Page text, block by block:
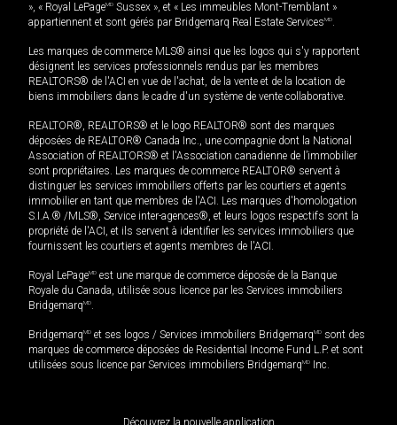
», « Royal LePageMD Sussex », et « Les immeubles Mont-Tremblant »
appartiennent et sont gérés par Bridgemarq Real Estate ServicesMD.
Les marques de commerce MLS® ainsi que les logos qui s'y rapportent
désignent les services professionnels rendus par les membres
REALTORS® de l'ACI en vue de l'achat, de la vente et de la location de
biens immobiliers dans le cadre d'un système de vente collaborative.
REALTOR®, REALTORS® et le logo REALTOR® sont des marques
déposées de REALTOR® Canada Inc., une compagnie dont la National
Association of REALTORS® et l'Association canadienne de l’immobilier
sont propriétaires. Les marques de commerce REALTOR® servent à
distinguer les services immobiliers offerts par les courtiers et agents
immobilier en tant que membres de l'ACI. Les marques d'homologation
S.I.A.® /MLS®, Service inter-agences®, et leurs logos respectifs sont la
propriété de l'ACI, et ils servent à identifier les services immobiliers que
fournissent les courtiers et agents membres de l'ACI.
Royal LePageMD est une marque de commerce déposée de la Banque
Royale du Canada, utilisée sous licence par les Services immobiliers
BridgemarqMD.
BridgemarqMD et ses logos / Services immobiliers BridgemarqMD sont des
marques de commerce déposées de Residential Income Fund L.P. et sont
utilisées sous licence par Services immobiliers BridgemarqMD Inc.